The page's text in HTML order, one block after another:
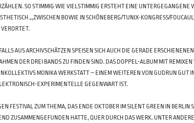
SO STIMMIG WIE VIELSTIMMIG ERSTEHT EINE UNTERGEGANGENE
„,ZWISCHEN BOWIE IN ­SCHÖNEBERG/TUNIX-KONGRESS/
AUS ARCHIVSCHÄTZEN SPEISEN SICH AUCH DIE GERADE
DER DREI BANDS ZU FINDEN SIND. DAS DOPPEL-ALBUM MIT
MONIKA WERKSTATT – EINEM WEITEREN VON GUDRUN GUT
EXPERIMENTELLE GEGENWART IST.
FESTIVAL ZUM THEMA, DAS ENDE OKTOBER IM SILENT GREEN IN
ZUSAMMENGEFUNDEN HATTE, QUER DURCH DAS WERK. UNTER